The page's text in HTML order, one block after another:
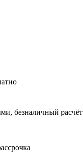
безналичный расчёт